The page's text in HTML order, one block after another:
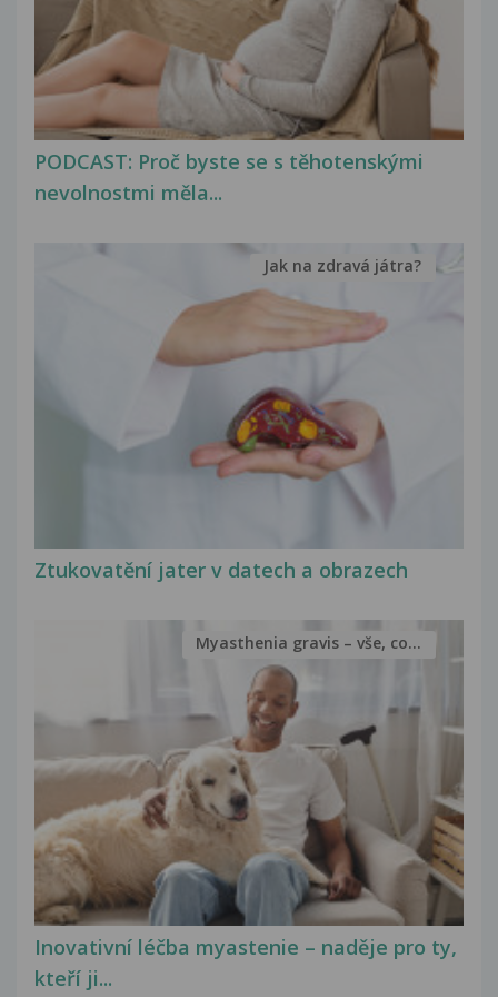
PODCAST: Proč byste se s těhotenskými
nevolnostmi měla...
Ztukovatění jater v datech a obrazech
Jak na zdravá játra?
Inovativní léčba myastenie – naděje pro ty,
kteří ji...
Myasthenia gravis – vše, co...